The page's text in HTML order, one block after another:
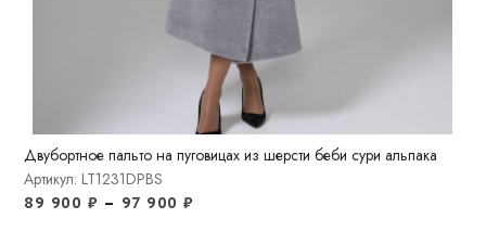
Двубортное пальто на пуговицах из шерсти беби сури альпака
Артикул: LT1231DPBS
89 900 ₽ – 97 900₽